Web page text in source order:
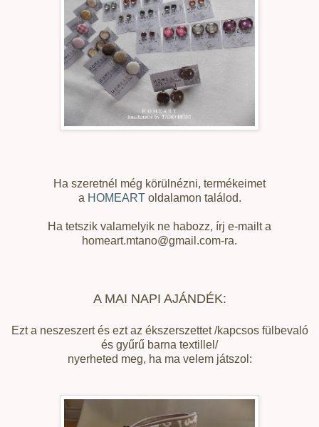
Ha szeretnél még körülnézni, termékeimet
a HOMEARToldalamon találod.
Ha tetszik valamelyik ne habozz, írj e-mailt a
homeart.mtano@gmail.com-ra.
A MAI NAPI AJÁNDÉK:
Ezt a neszeszert és ezt az ékszerszettet /kapcsos fülbevaló
és gyűrű barna textillel/
nyerheted meg, ha ma velem játszol: